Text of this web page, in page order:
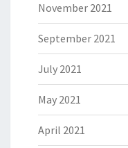
November 2021
September 2021
July 2021
May 2021
April 2021